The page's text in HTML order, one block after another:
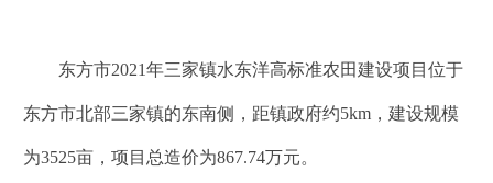
东方市2021年三家镇水东洋高标准农田建设项目位于
东方市北部三家镇的东南侧，距镇政府约5km，建设规模
为3525亩，项目总造价为867.74万元。